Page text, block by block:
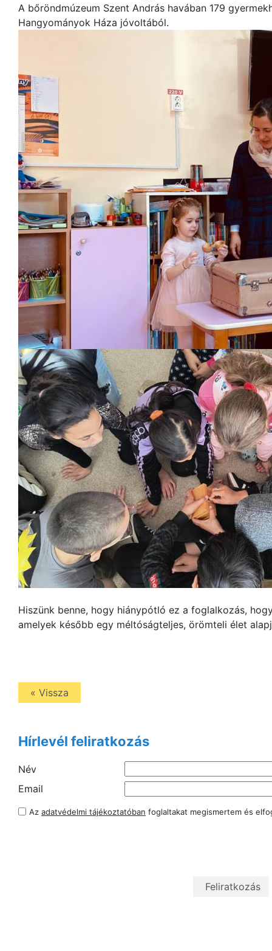
A bőröndmúzeum Szent András havában 179
Hangyományok Háza jóvoltából.
Hiszünk benne, hogy hiánypótló ez a foglalkozás,
amelyek később egy méltóságteljes, örömteli élet
« Vissza
Hírlevél feliratkozás
Név
Email
Az adatvédelmi tájékoztatóban foglaltakat megismertem és